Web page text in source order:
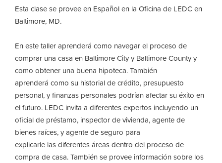
Esta clase se provee en Español en la Oficina de LEDC en
Baltimore, MD.
En este taller aprenderá como navegar el proceso de
comprar una casa en Baltimore City y Baltimore County y
como obtener una buena hipoteca. También
aprenderá como su historial de crédito, presupuesto
personal, y finanzas personales podrían afectar su éxito en
el futuro. LEDC invita a diferentes expertos incluyendo un
oficial de préstamo, inspector de vivienda, agente de
bienes raíces, y agente de seguro para
explicarle las diferentes áreas dentro del proceso de
compra de casa. También se provee información sobre los